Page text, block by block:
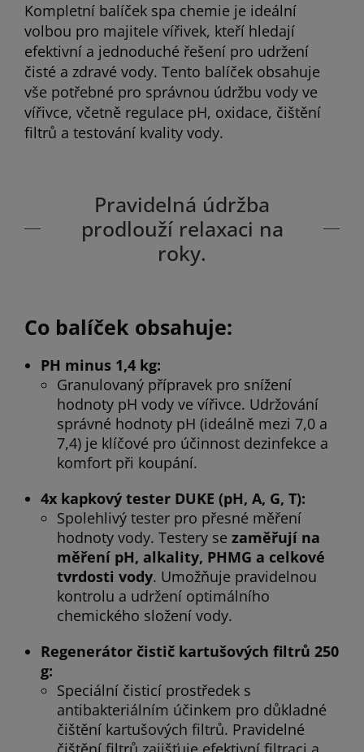
Kompletní balíček spa chemie je ideální
volbou pro majitele vířivek, kteří hledají
efektivní a jednoduché řešení pro udržení
čisté a zdravé vody. Tento balíček obsahuje
vše potřebné pro správnou údržbu vody ve
vířivce, včetně regulace pH, oxidace, čištění
filtrů a testování kvality vody.
Pravidelná údržba
prodlouží relaxaci na
roky.
Co balíček obsahuje:
PH minus 1,4 kg:
Granulovaný přípravek pro snížení
hodnoty pH vody ve vířivce. Udržování
správné hodnoty pH (ideálně mezi 7,0 a
7,4) je klíčové pro účinnost dezinfekce a
komfort při koupání.
4x kapkový tester DUKE (pH, A, G, T):
Spolehlivý tester pro přesné měření
hodnoty vody. Testery se zaměřují na
měření pH, alkality, PHMG a celkové
tvrdosti vody. Umožňuje pravidelnou
kontrolu a udržení optimálního
chemického složení vody.
Regenerátor čistič kartušových filtrů 250
g:
Speciální čisticí prostředek s
antibakteriálním účinkem pro důkladné
čištění kartušových filtrů. Pravidelné